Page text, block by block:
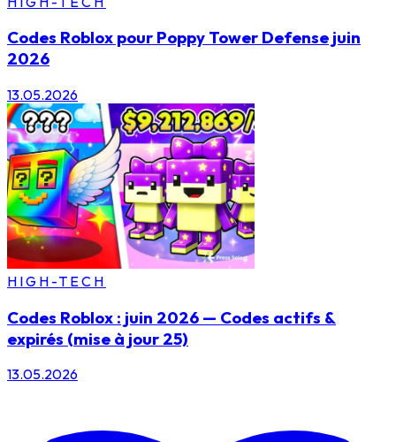
Codes Roblox pour Poppy Tower Defense juin
2026
13.05.2026
HIGH-TECH
Codes Roblox : juin 2026 — Codes actifs &
expirés (mise à jour 25)
13.05.2026